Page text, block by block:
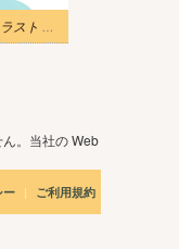
シアン ウクレレ イラスト 無料
。当社の Web
ー | ご利用規約